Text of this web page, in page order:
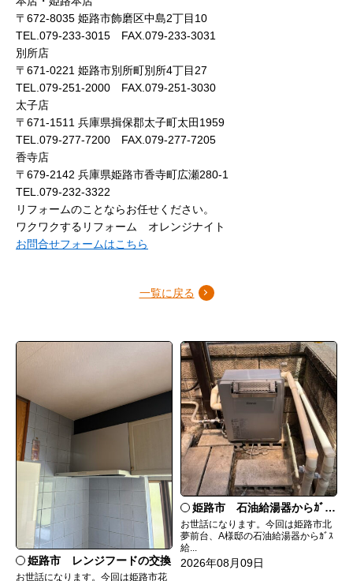
〒672-8035 姫路市飾磨区中島2丁目10
TEL.079-233-3015 FAX.079-233-3031
別所店
〒671-0221 姫路市別所町別所4丁目27
TEL.079-251-2000 FAX.079-251-3030
太子店
〒671-1511 兵庫県揖保郡太子町太田1959
TEL.079-277-7200 FAX.079-277-7205
香寺店
〒679-2142 兵庫県姫路市香寺町広瀬280-1
TEL.079-232-3322
リフォームのことならお任せください。
ワクワクするリフォーム オレンジナイト
お問合せフォームはこちら
一覧に戻る
姫路市 レンジフードの交換
お世話になります。今回は姫路市花
姫路市 石油給湯器からｶﾞｽ給湯器へ取替
お世話になります。今回は姫路市北
夢前台、A様邸の石油給湯器からｶﾞｽ
給...
2026年08月09日